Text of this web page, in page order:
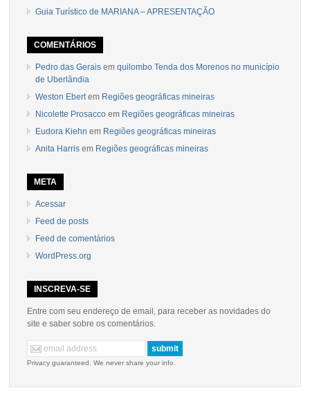
Guia Turístico de MARIANA – APRESENTAÇÃO
COMENTÁRIOS
Pedro das Gerais emquilombo Tenda dos Morenos no município
de Uberlândia
Weston Ebert em Regiões geográficas mineiras
Nicolette Prosacco em Regiões geográficas mineiras
Eudora Kiehn em Regiões geográficas mineiras
Anita Harris em Regiões geográficas mineiras
META
Acessar
Feed de posts
Feed de comentários
WordPress.org
INSCREVA-SE
Entre com seu endereço de email, para receber as novidades do
site e saber sobre os comentários.
Privacy guaranteed. We never share your info.